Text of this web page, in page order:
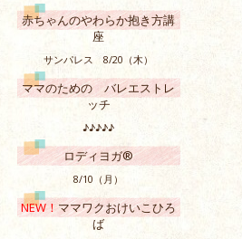
赤ちゃんのやわらか抱き方講
座
サンパレス 8/20（木）
ママのための バレエストレ
ッチ
♪♪♪♪♪
ロディヨガ®
8/10（月）
NEW！ママワクおけいこひろ
ば